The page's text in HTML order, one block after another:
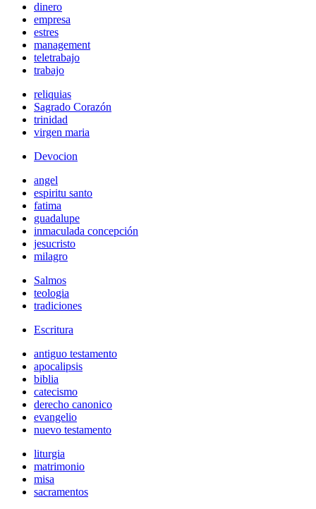
dinero
empresa
estres
management
teletrabajo
trabajo
reliquias
Sagrado Corazón
trinidad
virgen maria
Devocion
angel
espiritu santo
fatima
guadalupe
inmaculada concepción
jesucristo
milagro
Salmos
teologia
tradiciones
Escritura
antiguo testamento
apocalipsis
biblia
catecismo
derecho canonico
evangelio
nuevo testamento
liturgia
matrimonio
misa
sacramentos